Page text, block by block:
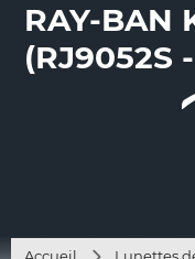
RAY-BAN
(RJ9052S